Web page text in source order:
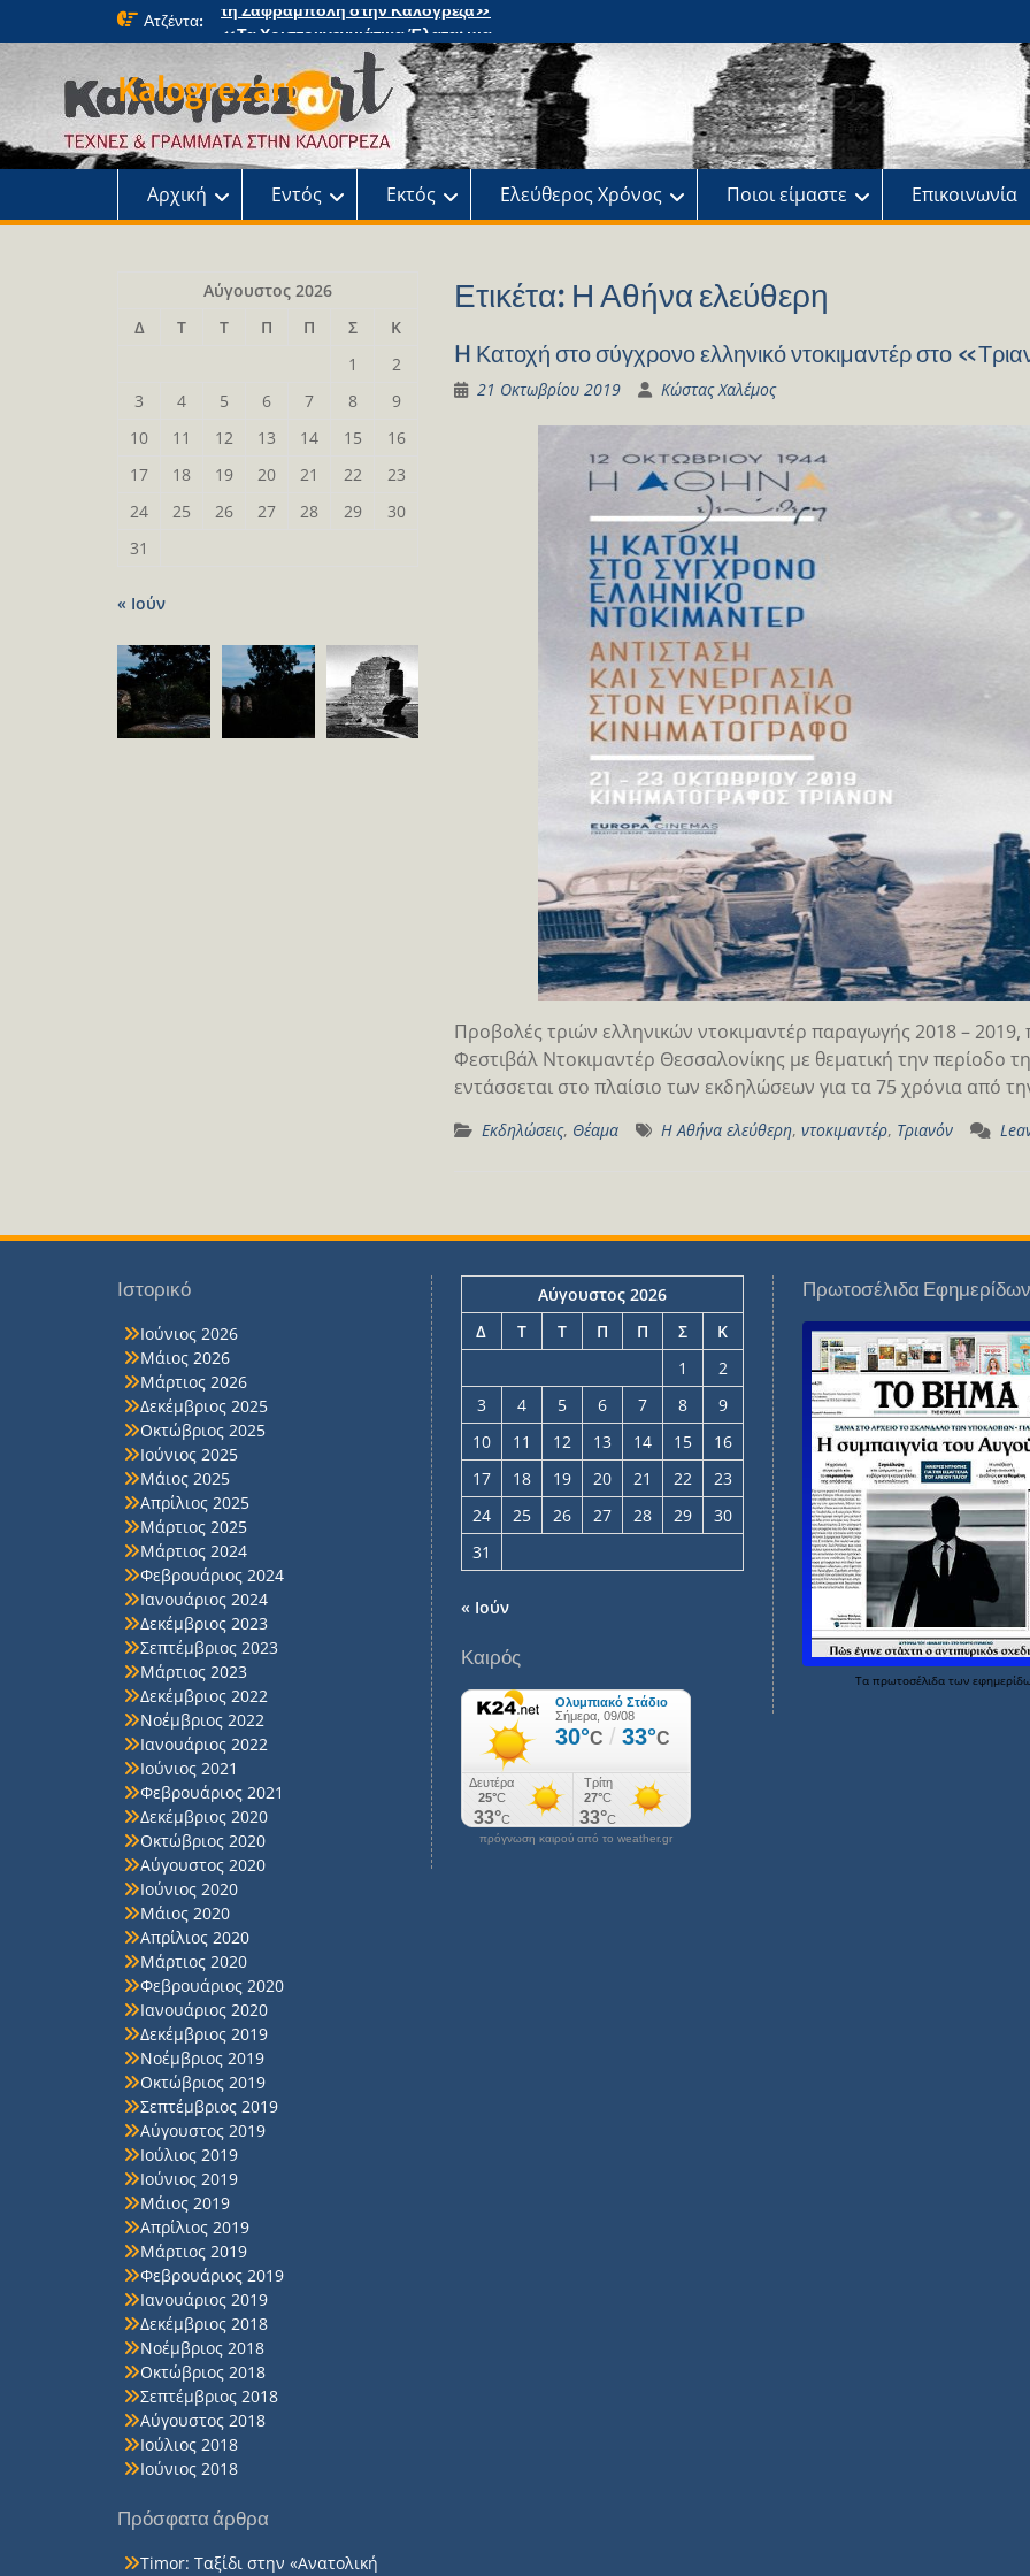
Ατζέντα:
«Τα Χριστουγεννιάτικα Έλατα: μια
μαγική περιπέτεια» στο κτήμα Φιξ
Η Χριστουγεννιάτικη συναυλία του
Ωδείου
Παρουσίαση του βιβλίου: Τα παιδιά της
αλάνας
Παρουσίαση του βιβλίου «Τοντόρ, από
τη Σαφράμπολη στην Καλογρέζα»
Kalogrezart
Αρχική Εντός Εκτός Ελεύθερος Χρόνος Ποιοι είμαστε Επικοινωνία
Ετικέτα: Η Αθήνα ελεύθερη
H Κατοχή στο σύγχρονο ελληνικό ντοκιμαντέρ στο
21 Οκτωβρίου 2019 Κώστας Χαλέμος
Προβολές τριών ελληνικών ντοκιμαντέρ παραγωγής 2018 –
Φεστιβάλ Ντοκιμαντέρ Θεσσαλονίκης με θεματική την περίοδο
εντάσσεται στο πλαίσιο των εκδηλώσεων για τα 75 χρόνια από
Εκδηλώσεις, Θέαμα Η Αθήνα ελεύθερη, ντοκιμαντέρ, Τριανόν
Αύγουστος 2026
Δ
Τ Τ Π Π Σ
Κ
1
2
3
4 5 6 7 8
9
10
11 12 13 14 15
16
17
18 19 20 21 22
23
24
25 26 27 28 29
30
31
« Ιούν
Ιστορικό
Ιούνιος 2026
Μάιος 2026
Μάρτιος 2026
Δεκέμβριος 2025
Οκτώβριος 2025
Ιούνιος 2025
Μάιος 2025
Απρίλιος 2025
Μάρτιος 2025
Μάρτιος 2024
Φεβρουάριος 2024
Ιανουάριος 2024
Δεκέμβριος 2023
Σεπτέμβριος 2023
Μάρτιος 2023
Δεκέμβριος 2022
Νοέμβριος 2022
Ιανουάριος 2022
Ιούνιος 2021
Φεβρουάριος 2021
Δεκέμβριος 2020
Οκτώβριος 2020
Αύγουστος 2020
Ιούνιος 2020
Μάιος 2020
Απρίλιος 2020
Μάρτιος 2020
Φεβρουάριος 2020
Ιανουάριος 2020
Δεκέμβριος 2019
Νοέμβριος 2019
Οκτώβριος 2019
Σεπτέμβριος 2019
Αύγουστος 2019
Ιούλιος 2019
Ιούνιος 2019
Μάιος 2019
Απρίλιος 2019
Μάρτιος 2019
Φεβρουάριος 2019
Ιανουάριος 2019
Δεκέμβριος 2018
Νοέμβριος 2018
Οκτώβριος 2018
Σεπτέμβριος 2018
Αύγουστος 2018
Ιούλιος 2018
Ιούνιος 2018
Πρόσφατα άρθρα
Timor: Ταξίδι στην «Ανατολική
Αύγουστος 2026
Δ
Τ Τ Π Π Σ
Κ
1
2
3
4 5 6 7 8
9
10
11 12 13 14 15
16
17
18 19 20 21 22
23
24
25 26 27 28 29
30
31
« Ιούν
Καιρός
πρόγνωση καιρού από το weather.gr
Πρωτοσέλιδα Εφημερίδων
Τα πρωτοσέλιδα των